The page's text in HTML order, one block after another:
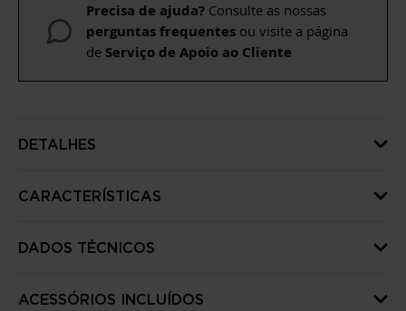
Precisa de ajuda? Consulte as nossas
perguntas frequentes ou visite a página
de Serviço de Apoio ao Cliente
DETALHES
CARACTERÍSTICAS
DADOS TÉCNICOS
ACESSÓRIOS INCLUÍDOS